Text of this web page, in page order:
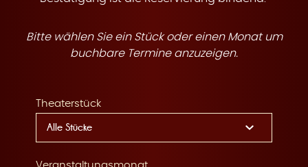
e
Bitte wählen Sie ein Stück oder einen Monat um
buchbare Termine anzuzeigen.
Theaterstück